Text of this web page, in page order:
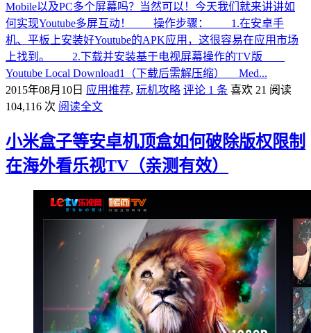
Mobile以及PC多个屏幕吗？当然可以！今天我们就来讲讲如
何实现Youtube多屏互动！ 操作步骤： 1.在安卓手
机、平板上安装好Youtube的APK应用，这很容易在应用市场
上找到。 2.下载并安装基于电视屏幕操作的TV版
Youtube Local Download1（下载后需解压缩） Med...
2015年08月10日 应用推荐, 玩机攻略 评论 1 条 喜欢 21 阅读
104,116 次 阅读全文
小米盒子等安卓机顶盒如何破除版权限制
在海外看乐视TV（亲测有效）